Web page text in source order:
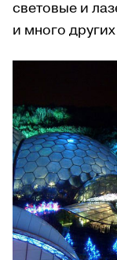
световые и
и много